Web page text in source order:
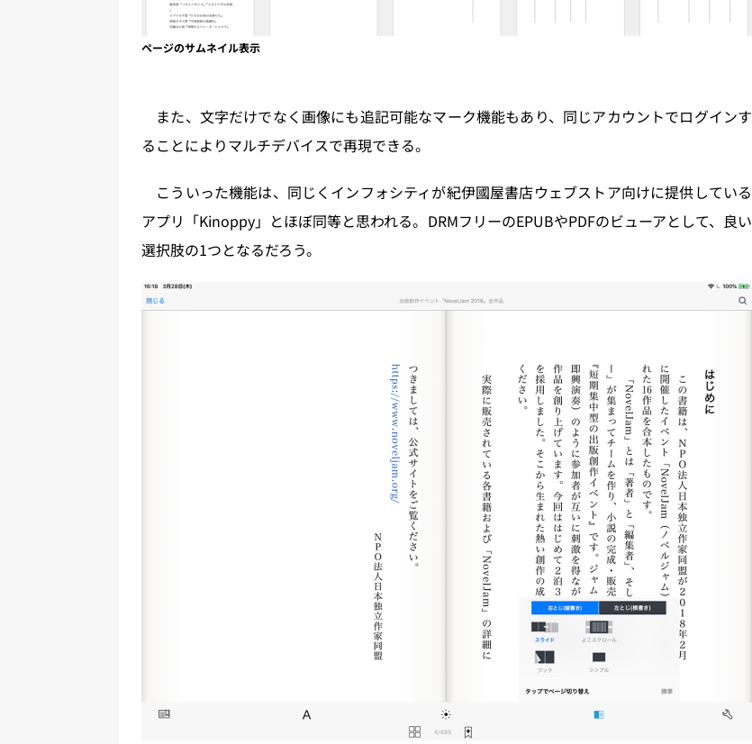
ページのサムネイル表示
また、文字だけでなく画像にも追記可能なマーク機能もあり、同じアカウントでログインす
ることによりマルチデバイスで再現できる。
こういった機能は、同じくインフォシティが紀伊國屋書店ウェブストア向けに提供している
アプリ「Kinoppy」とほぼ同等と思われる。DRMフリーのEPUBやPDFのビューアとして、良い
選択肢の1つとなるだろう。